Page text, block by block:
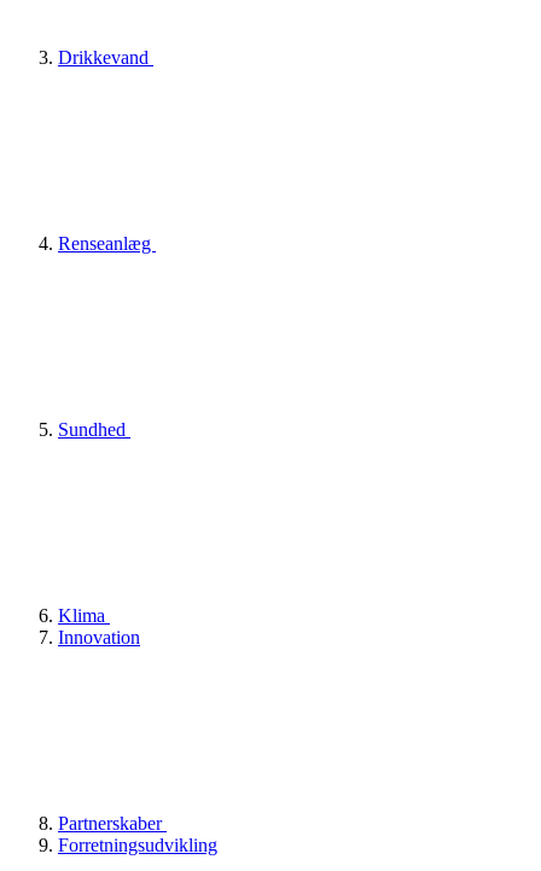
Drikkevand
Renseanlæg
Sundhed
Klima
Innovation
Partnerskaber
Forretningsudvikling